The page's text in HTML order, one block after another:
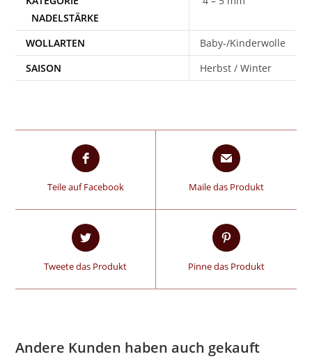
WOLLARTEN
Baby-/Kinderwolle
SAISON
Herbst / Winter
Teile auf Facebook Maile das Produkt
Tweete das Produkt Pinne das Produkt
Andere Kunden haben auch gekauft